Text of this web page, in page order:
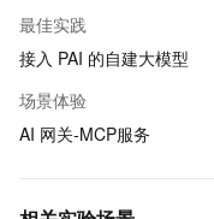
最佳实践
接入 PAI 的自建大模型
场景体验
AI 网关-MCP服务